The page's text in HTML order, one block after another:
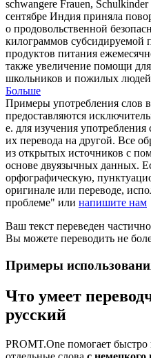
schwangere Frauen,
сентябре Индия приняла
о продовольственной
килограммов субсидируемой
продуктов питания
также увеличение помощи
школьников и пожилых
Больше
Примеры употребления слов
предоставляются
е. для изучения
их перевода на другой. Все
из открытых источников с
основе двуязычных данных.
орфографическую,
оригинале или переводе,
проблеме" или напишите нам
Ваш текст переведен
Вы можете переводить не
Примеры
Что умеет
русский
PROMT.One помогает